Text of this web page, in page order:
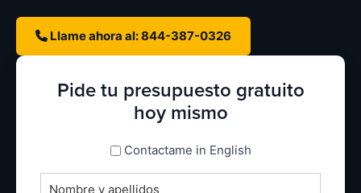
Llame ahora al: 844-387-0326
Pide tu presupuesto gratuito
hoy mismo
espanol_espanolContactame in English
Nombre